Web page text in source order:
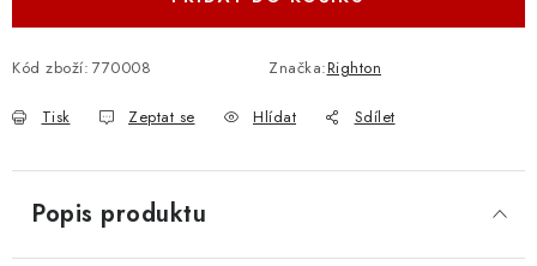
Kód zboží: 770008 Značka:Righton
Tisk Zeptat se Hlídat Sdílet
Popis produktu